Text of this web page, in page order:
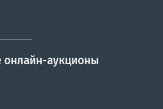
онлайн-аукционы